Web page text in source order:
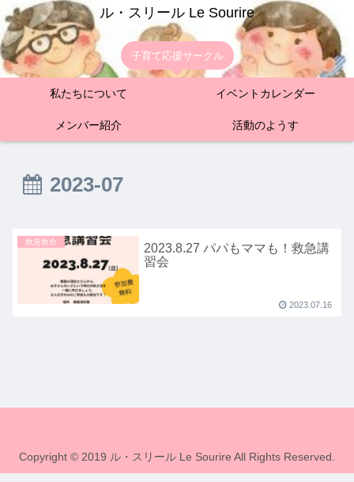
ル・スリール Le Sourire
子育て応援サークル
私たちについて イベントカレンダー
メンバー紹介 活動のようす
2023-07
救急救命
2023.8.27 パパもママも！救急講
習会
2023.07.16
Copyright © 2019 ル・スリール Le Sourire All Rights Reserved.